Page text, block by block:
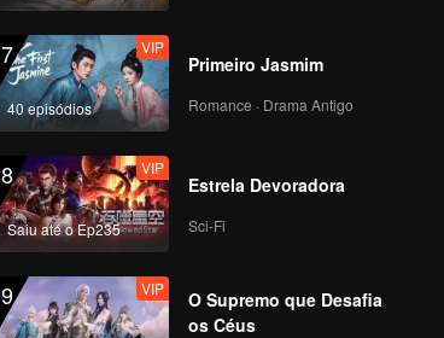
14.河南洛阳驴肉_14
7
40 episódios
VIP
Primeiro Jasmim
Romance · Drama Antigo
8
Saiu até o Ep235
VIP
Estrela Devoradora
Sci-Fi
9 VIP
O Supremo que Desafia
os Céus